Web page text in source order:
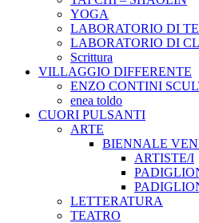
YOGA
LABORATORIO DI
LABORATORIO DI
Scrittura
VILLAGGIO DIFFERENTE
ENZO CONTINI
enea toldo
CUORI PULSANTI
ARTE
BIENNALE
ARTISTE/I
LETTERATURA
TEATRO